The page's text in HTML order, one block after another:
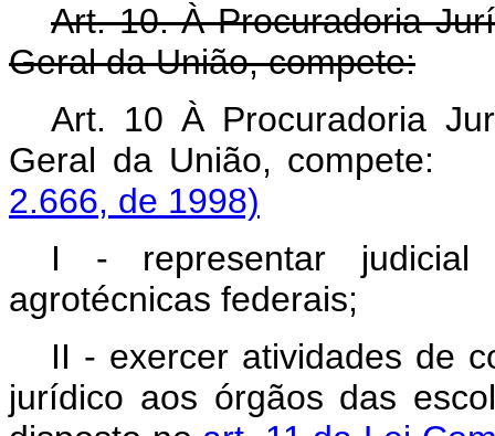
Art. 10. À Procuradoria
Geral da União, compete:
Art. 10 À Procuradoria
Geral da União,
2.666, de 1998)
I - representar judicial
agrotécnicas federais;
II - exercer atividades de
jurídico aos órgãos das